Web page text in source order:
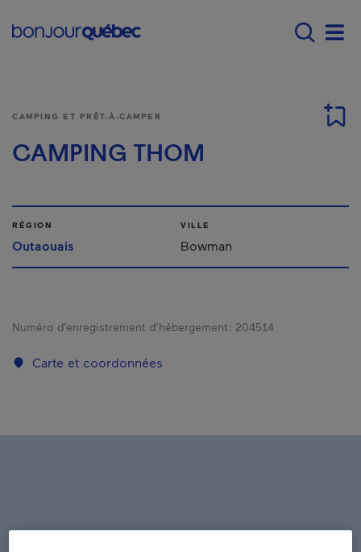
Main navigation -
CAMPING ET PRÊT-À-CAMPER
CAMPING THOM
RÉGION
Outaouais
VILLE
Bowman
Numéro d’enregistrement d’hébergement : 204514
Carte et coordonnées